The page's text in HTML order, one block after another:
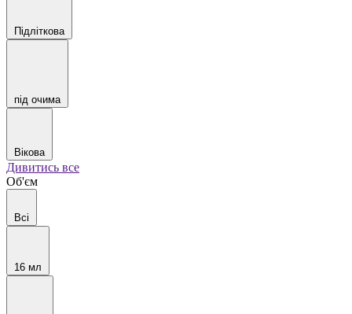
Підліткова
під очима
Вікова
Дивитись все
Об'єм
Всі
16 мл